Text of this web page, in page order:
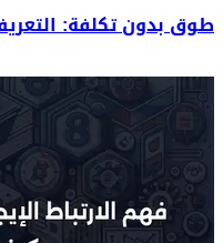
طوق بدون تكلفة: